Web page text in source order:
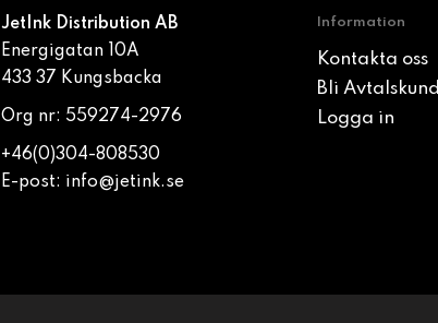
JetInk Distribution AB
Energigatan 10A
433 37 Kungsbacka
Org nr: 559274-2976
+46(0)304-808530
E-post: info@jetink.se
Information
Kontakta oss
Bli Avtalskund
Logga in